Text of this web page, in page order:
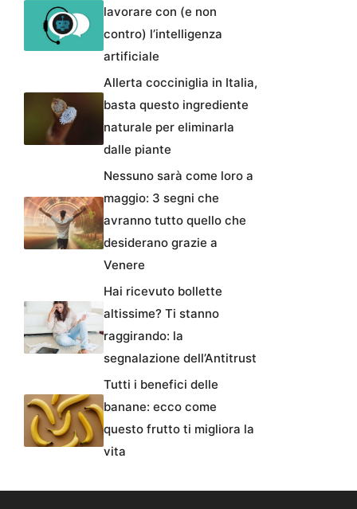
lavorare con (e non
contro) l’intelligenza
artificiale
Allerta cocciniglia in Italia,
basta questo ingrediente
naturale per eliminarla
dalle piante
Nessuno sarà come loro a
maggio: 3 segni che
avranno tutto quello che
desiderano grazie a
Venere
Hai ricevuto bollette
altissime? Ti stanno
raggirando: la
segnalazione dell’Antitrust
Tutti i benefici delle
banane: ecco come
questo frutto ti migliora la
vita